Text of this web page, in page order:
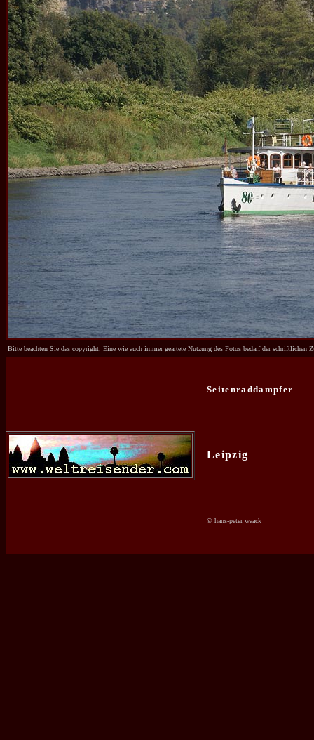
Bitte beachten Sie das copyright. Eine wie auch immer geartete Nutzung des Fotos bedarf der schriftlichen
Seitenraddampfer
Leipzig
© hans-peter waack